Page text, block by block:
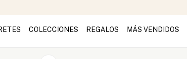
COLECCIONES REGALOS MÁS VENDIDOS